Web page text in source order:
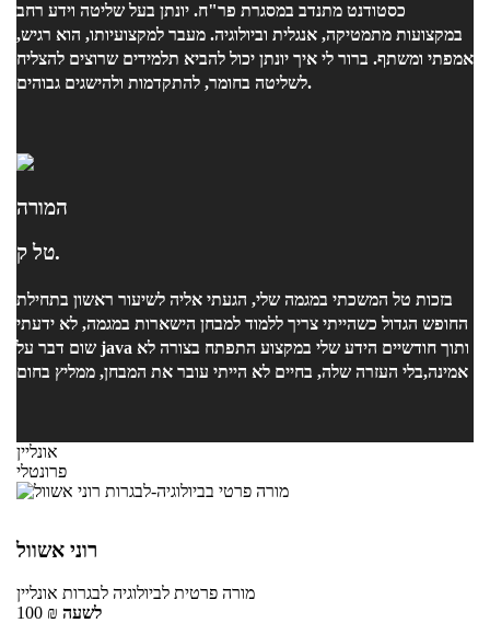
כסטודנט מתנדב במסגרת פר"ח. יונתן בעל שליטה וידע רחב
במקצועות מתמטיקה, אנגלית וביולוגיה. מעבר למקצועיותו, הוא רגיש,
אמפתי ומשתף. ברור לי איך יונתן יכול להביא תלמידים שרוצים להצליח
לשליטה בחומר, להתקדמות ולהישגים גבוהים.
המורה
טל ק.
בזכות טל המשכתי במגמה שלי, הגעתי אליה לשיעור ראשון בתחילת
החופש הגדול כשהייתי צריך ללמוד למבחן הישארות במגמה, לא ידעתי
שום דבר על java ותוך חודשיים הידע שלי במקצוע התפתח בצורה לא
אמינה,בלי העזרה שלה, בחיים לא הייתי עובר את המבחן, ממליץ בחום
אונליין
פרונטלי
רוני אשוול
מורה פרטית לביולוגיה לבגרות אונליין
100 ₪ לשעה